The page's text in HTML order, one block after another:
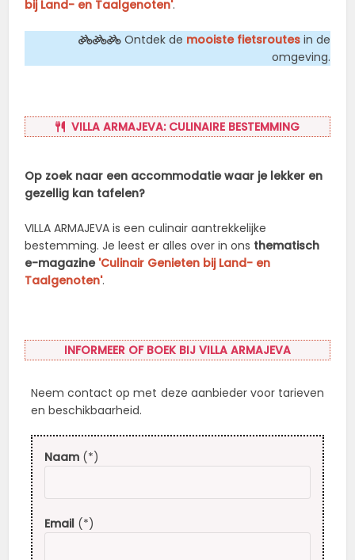
bij Land- en Taalgenoten'.
Ontdek de mooiste fietsroutesin de
omgeving.
VILLA ARMAJEVA: CULINAIRE BESTEMMING
Op zoek naar een accommodatie waar je lekker en
gezellig kan tafelen?
VILLA ARMAJEVA is een culinair aantrekkelijke
bestemming. Je leest er alles over in ons thematisch
e-magazine 'Culinair Genieten bij Land- en
Taalgenoten'.
INFORMEER OF BOEK BIJ VILLA ARMAJEVA
Neem contact op met deze aanbieder voor tarieven
en beschikbaarheid.
Naam(*)
Email(*)